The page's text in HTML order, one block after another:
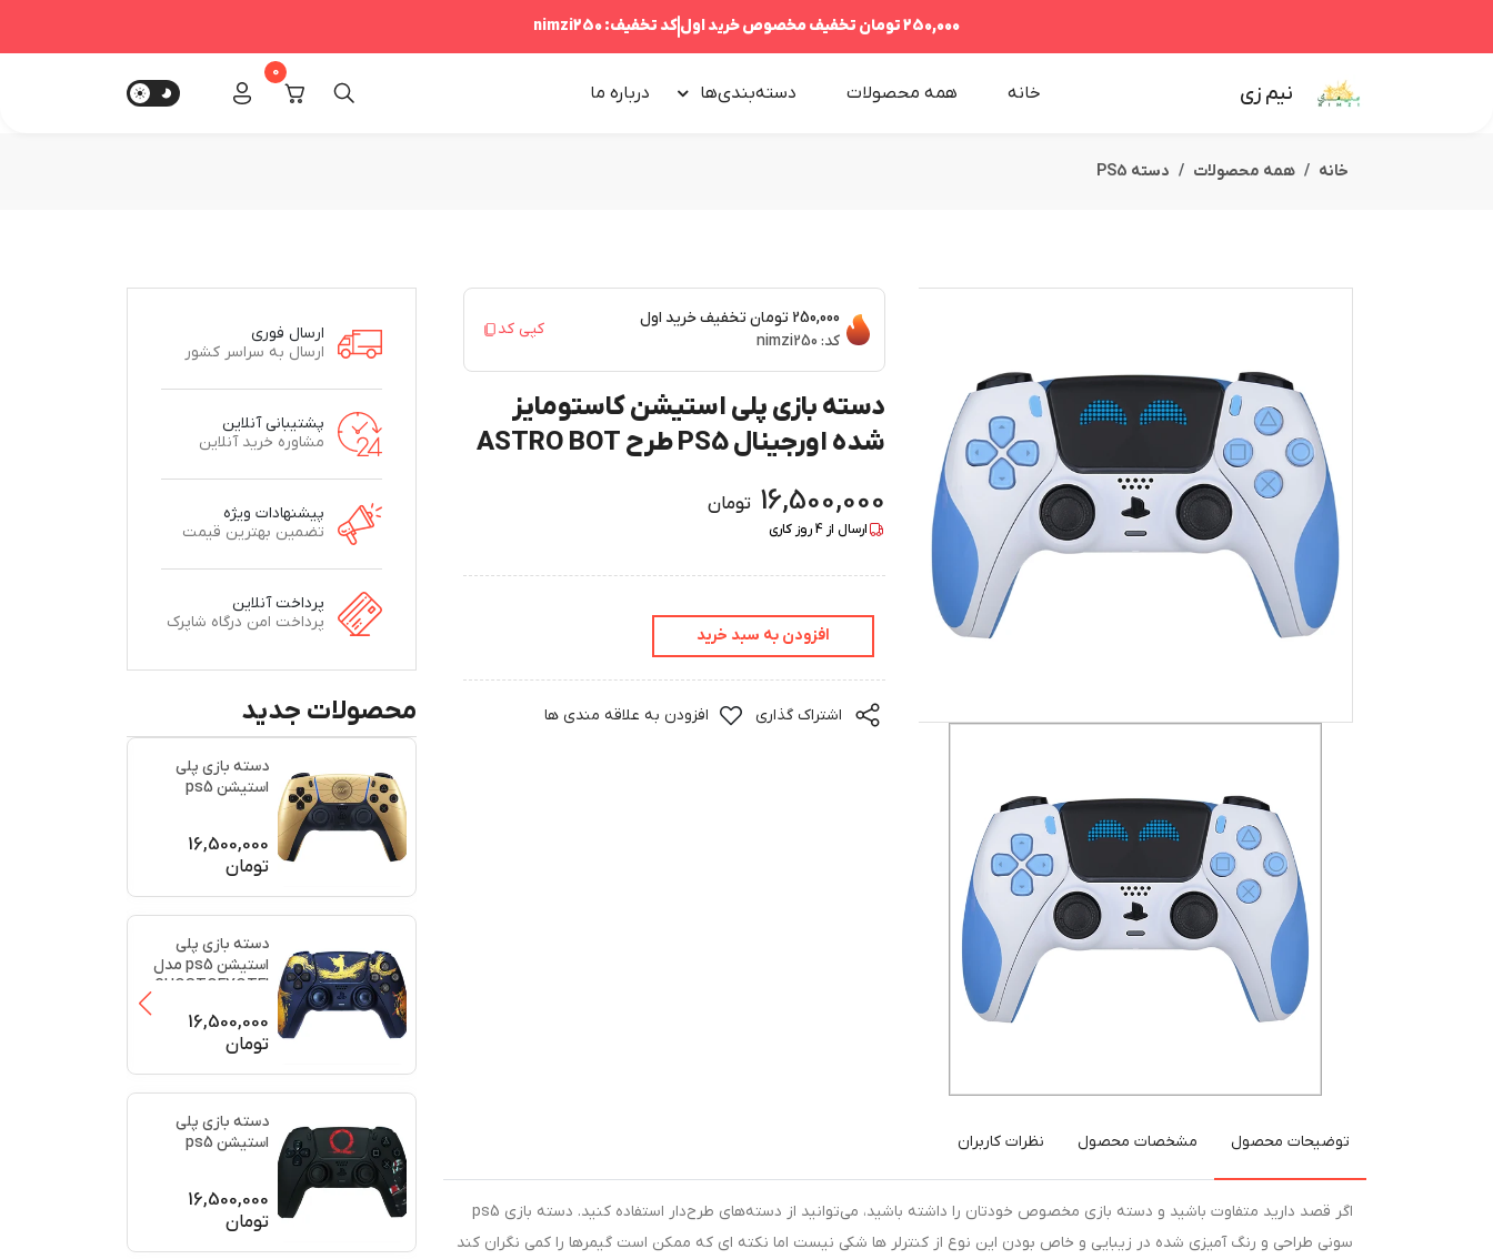
250,000 تومان تخفیف مخصوص خرید اولکد تخفیف:nimzi250
نیم زی خانه همه محصولات دسته‌بندی‌ها درباره‌ ما
0
خانه همه محصولات دسته PS5
250,000 تومان
تخفیف خرید اول
کد: nimzi250
کپی کد
دسته بازی پلی استیشن کاستومایز
شده اورجینال PS5 طرح ASTRO BOT
16,500,000 تومان
ارسال از 4روز کاری
افزودن به سبد خرید
اشتراک گذاری افزودن به علاقه مندی ها
توضیحات محصول مشخصات محصول نظرات کاربران
اگر قصد دارید متفاوت باشید و دسته بازی مخصوص خودتان را داشته باشید، می‌توانید از دسته‌های طرح‌دار استفاده کنید. دسته بازی ps5
سونی طراحی و رنگ آمیزی شده در زیبایی و خاص بودن این نوع از کنترلر ها شکی نیست اما نکته ای که ممکن است گیمرها را کمی نگران کند
ارسال فوری
ارسال به سراسر کشور
پشتیبانی آنلاین
مشاوره خرید آنلاین
پیشنهادات ویژه
تضمین بهترین قیمت
پرداخت آنلاین
پرداخت امن درگاه شاپرک
محصولات جدید
دسته بازی پلی
استیشن ps5
16,500,000
تومان
دسته بازی پلی
استیشن ps5 مدل
GHOSTOFYOTEI
16,500,000
تومان
دسته بازی پلی
استیشن ps5
16,500,000
تومان